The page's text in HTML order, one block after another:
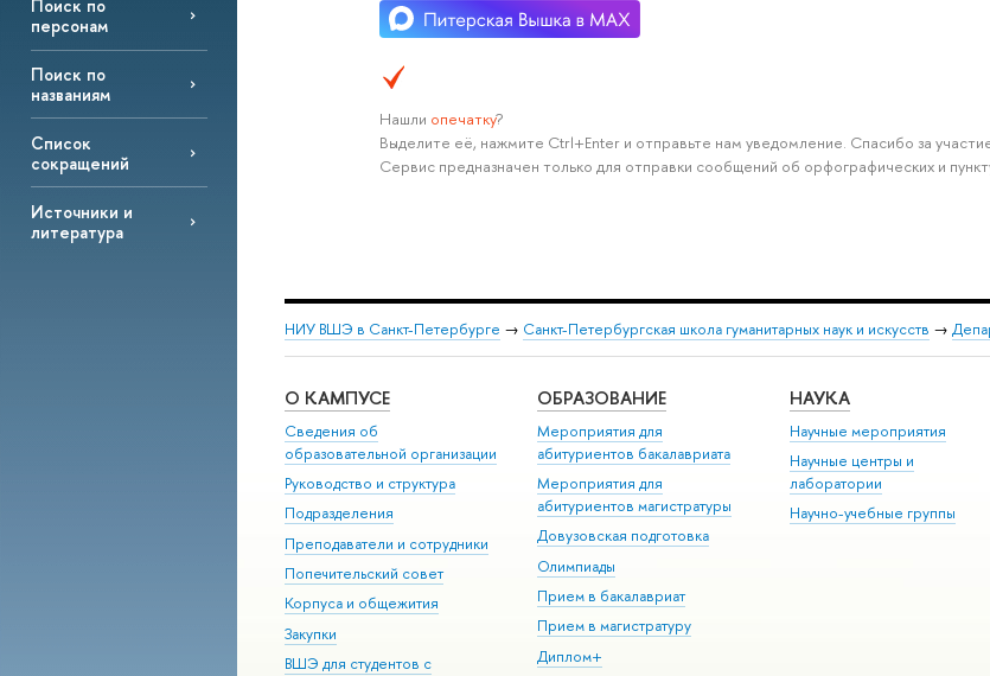
Поиск по
персонам
Поиск по
названиям
Список
сокращений
Источники и
литература
Нашли опечатку?
Выделите её, нажмите Ctrl+Enter и отправьте нам уведомление. Спасибо за
Сервис предназначен только для отправки сообщений об орфографических и
НИУ ВШЭ в Санкт-Петербурге → Санкт-Петербургская школа гуманитарных наук и искусств →
О КАМПУСЕ
Сведения об
образовательной организации
Руководство и структура
Подразделения
Преподаватели и сотрудники
Попечительский совет
Корпуса и общежития
Закупки
ВШЭ для студентов с
ОБРАЗОВАНИЕ
Мероприятия для
абитуриентов бакалавриата
Мероприятия для
абитуриентов магистратуры
Довузовская подготовка
Олимпиады
Прием в бакалавриат
Прием в магистратуру
Диплом+
НАУКА
Научные мероприятия
Научные центры и
лаборатории
Научно-учебные группы